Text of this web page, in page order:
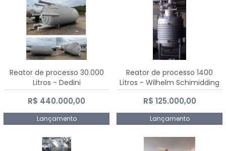
Reator de processo 30.000
Litros - Dedini
R$ 440.000,00
Lançamento
Reator de processo 1400
Litros - Wilhelm Schimidding
R$ 125.000,00
Lançamento